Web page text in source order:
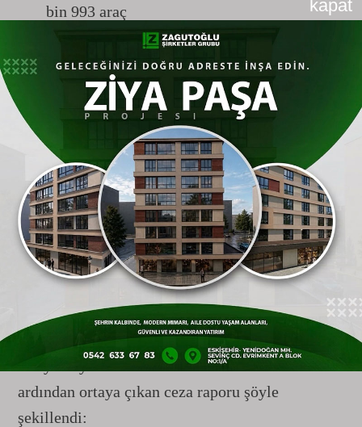
kapat
bin 993 araç
Motosiklet Denetimi:1.457 adet
Yolcu Taşımacılığı (Otobüs, Minibüs,
Servis):
1.148 araç
Ceza Bilançosu Ağır Oldu: 415 Araç
Trafikten Çekildi
Kuralları hiçe sayan, evrakları eksik olan veya
trafiği tehlikeye düşüren sürücülere yönelik
uygulanan yaptırımlar, denetimlerin ciddiyetini
ortaya koydu. 36 binin üzerindeki kontrolün
ardından ortaya çıkan ceza raporu şöyle
şekillendi: